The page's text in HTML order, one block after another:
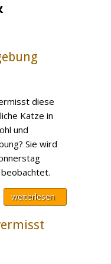
diese
Katze in
und
Sie wird
weiterlesen